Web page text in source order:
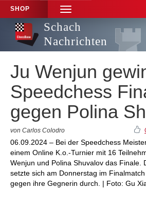
SHOP
TOGGLE
NAVIGATION
Schach
Nachrichten
Ju Wenjun
Speedchess
gegen Polina
von Carlos Colodro
06.09.2024 – Bei der Speedchess
einem Online K.o.-Turnier mit 16
Wenjun und Polina Shuvalov das Finale.
setzte sich am Donnerstag im
gegen ihre Gegnerin durch. | Foto: Gu